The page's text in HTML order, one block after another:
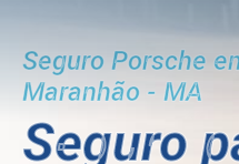
Seguro Porsche
Maranhão - MA
Seguro